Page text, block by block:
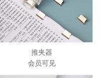
推夹器
会员可见